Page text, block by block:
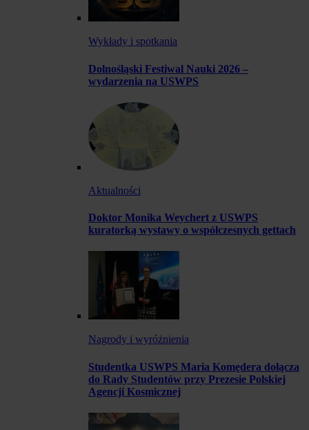
Wykłady i spotkania
Dolnośląski Festiwal Nauki 2026 –
wydarzenia na USWPS
Aktualności
Doktor Monika Weychert z USWPS
kuratorką wystawy o współczesnych gettach
Nagrody i wyróżnienia
Studentka USWPS Maria Komędera dołącza
do Rady Studentów przy Prezesie Polskiej
Agencji Kosmicznej